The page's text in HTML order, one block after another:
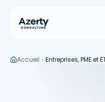
Aller au contenu principal
Accueil Entreprises, PME et